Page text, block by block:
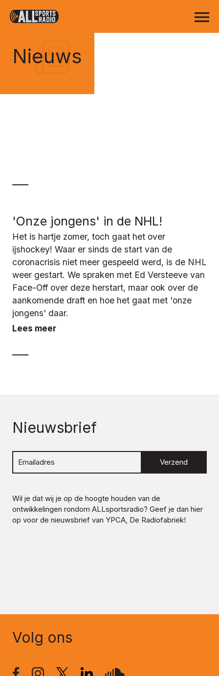
Nieuws
'Onze jongens' in de NHL!
Het is hartje zomer, toch gaat het over
ijshockey! Waar er sinds de start van de
coronacrisis niet meer gespeeld werd, is de NHL
weer gestart. We spraken met Ed Versteeve van
Face-Off over deze herstart, maar ook over de
aankomende draft en hoe het gaat met 'onze
jongens' daar.
Lees meer
Nieuwsbrief
Verzend
Wil je dat wij je op de hoogte houden van de
ontwikkelingen rondom ALLsportsradio? Geef je dan hier
op voor de nieuwsbrief van YPCA, De Radiofabriek!
Volg ons